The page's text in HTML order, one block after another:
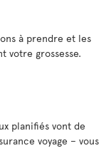
à prendre et les
votre grossesse.
planifiés vont de
voyage – vous